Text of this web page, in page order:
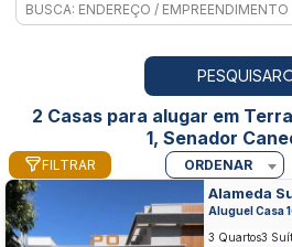
PESQUISAR
2 Casas para alugar em
1, Senador
FILTRAR ORDENAR
Alameda
Aluguel Casa
3 Quartos3